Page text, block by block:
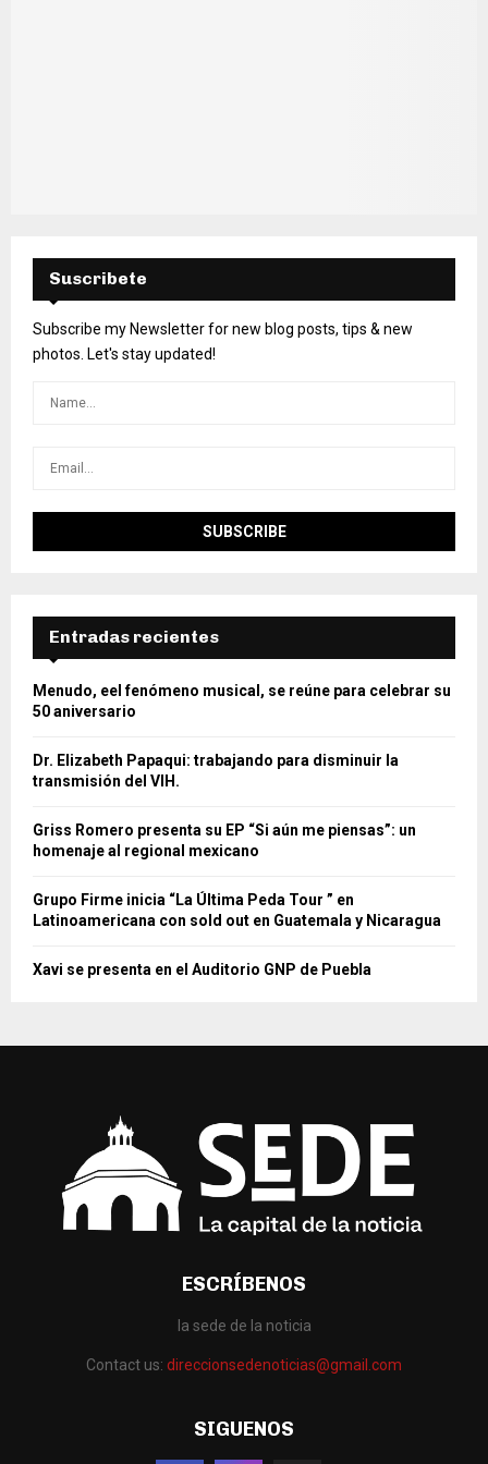
Suscribete
Subscribe my Newsletter for new blog posts, tips & new
photos. Let's stay updated!
Entradas recientes
Menudo, eel fenómeno musical, se reúne para celebrar su
50 aniversario
Dr. Elizabeth Papaqui: trabajando para disminuir la
transmisión del VIH.
Griss Romero presenta su EP “Si aún me piensas”: un
homenaje al regional mexicano
Grupo Firme inicia “La Última Peda Tour ” en
Latinoamericana con sold out en Guatemala y Nicaragua
Xavi se presenta en el Auditorio GNP de Puebla
ESCRÍBENOS
la sede de la noticia
Contact us: direccionsedenoticias@gmail.com
SIGUENOS